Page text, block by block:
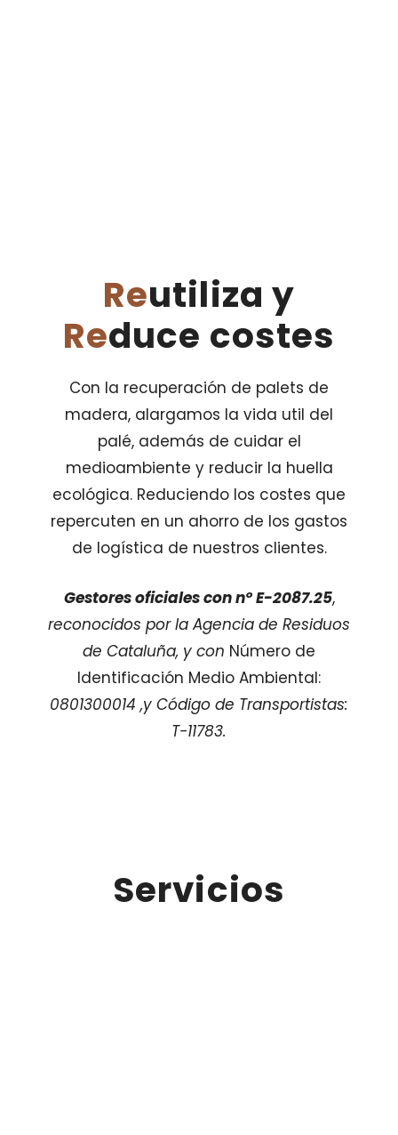
Reutiliza y
Reduce costes
Con la recuperación de palets de
madera, alargamos la vida util del
palé, además de cuidar el
medioambiente y reducir la huella
ecológica. Reduciendo los costes que
repercuten en un ahorro de los gastos
de logística de nuestros clientes.
Gestores oficiales con nº E-2087.25,
reconocidos por la Agencia de Residuos
de Cataluña, y con Número de
Identificación Medio Ambiental:
0801300014 ,y Código de Transportistas:
T-11783.
Servicios